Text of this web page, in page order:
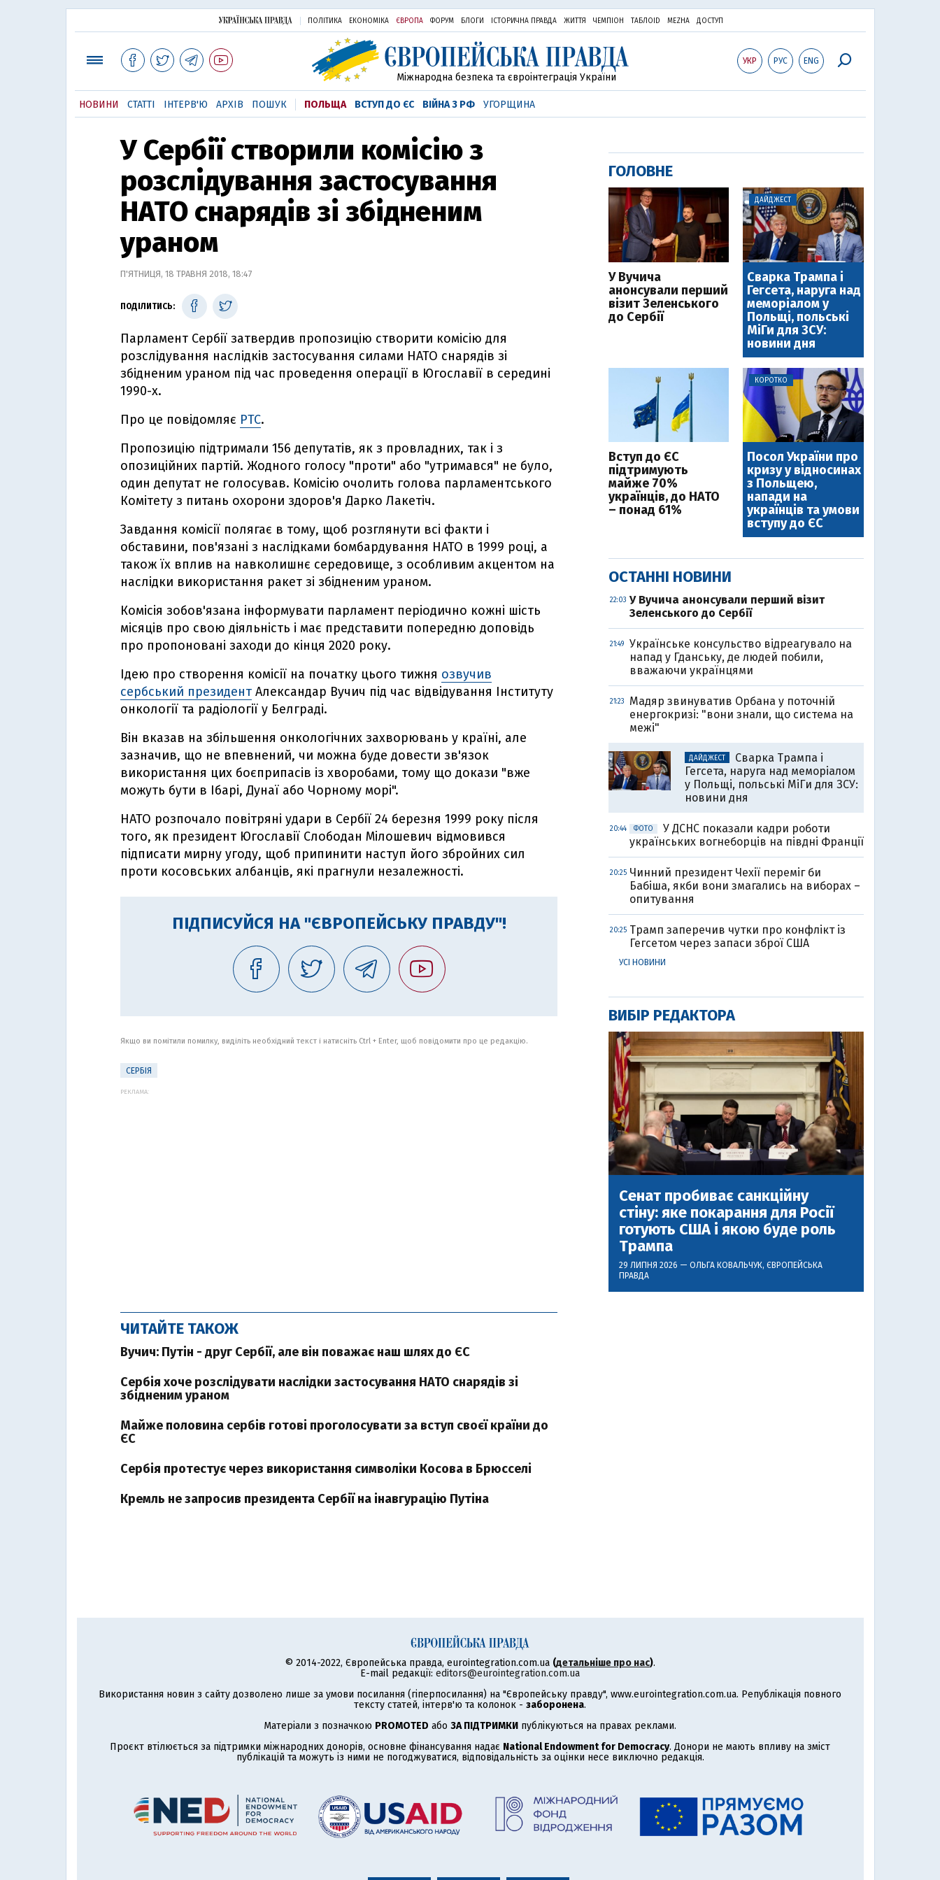
ПОЛІТИКА ЕКОНОМІКА ЄВРОПА ФОРУМ БЛОГИ ІСТОРИЧНА ПРАВДА ЖИТТЯ ЧЕМПІОН ТАБЛОID MEZHA ДОСТУП
УКР РУС ENG
Міжнародна безпека та євроінтеграція України
НОВИНИ СТАТТІ ІНТЕРВ'Ю АРХІВ ПОШУК ПОЛЬЩА ВСТУП ДО ЄС ВІЙНА З РФ УГОРЩИНА
У Сербії створили комісію з
розслідування застосування
НАТО снарядів зі збідненим
ураном
П'ЯТНИЦЯ, 18 ТРАВНЯ 2018, 18:47
ПОДІЛИТИСЬ:
Парламент Сербії затвердив пропозицію створити комісію для
розслідування наслідків застосування силами НАТО снарядів зі
збідненим ураном під час проведення операції в Югославії в середині
1990-х.
Про це повідомляє PTC.
Пропозицію підтримали 156 депутатів, як з провладних, так і з
опозиційних партій. Жодного голосу "проти" або "утримався" не було,
один депутат не голосував. Комісію очолить голова парламентського
Комітету з питань охорони здоров'я Дарко Лакетіч.
Завдання комісії полягає в тому, щоб розглянути всі факти і
обставини, пов'язані з наслідками бомбардування НАТО в 1999 році, а
також їх вплив на навколишнє середовище, з особливим акцентом на
наслідки використання ракет зі збідненим ураном.
Комісія зобов'язана інформувати парламент періодично кожні шість
місяців про свою діяльність і має представити попередню доповідь
про пропоновані заходи до кінця 2020 року.
Ідею про створення комісії на початку цього тижня озвучив
сербський президент Александар Вучич під час відвідування Інституту
онкології та радіології у Белграді.
Він вказав на збільшення онкологічних захворювань у країні, але
зазначив, що не впевнений, чи можна буде довести зв'язок
використання цих боєприпасів із хворобами, тому що докази "вже
можуть бути в Ібарі, Дунаї або Чорному морі".
НАТО розпочало повітряні удари в Сербії 24 березня 1999 року після
того, як президент Югославії Слободан Мілошевич відмовився
підписати мирну угоду, щоб припинити наступ його збройних сил
проти косовських албанців, які прагнули незалежності.
ПІДПИСУЙСЯ НА "ЄВРОПЕЙСЬКУ ПРАВДУ"!
Якщо ви помітили помилку, виділіть необхідний текст і натисніть Ctrl + Enter, щоб повідомити про це редакцію.
СЕРБІЯ
РЕКЛАМА:
ЧИТАЙТЕ ТАКОЖ
Вучич: Путін - друг Сербії, але він поважає наш шлях до ЄС
Сербія хоче розслідувати наслідки застосування НАТО снарядів зі
збідненим ураном
Майже половина сербів готові проголосувати за вступ своєї країни до
ЄС
Сербія протестує через використання символіки Косова в Брюсселі
Кремль не запросив президента Сербії на інавгурацію Путіна
ГОЛОВНЕ
У Вучича
анонсували перший
візит Зеленського
до Сербії
ДАЙДЖЕСТ
Сварка Трампа і
Гегсета, наруга над
меморіалом у
Польщі, польські
МіГи для ЗСУ:
новини дня
Вступ до ЄС
підтримують
майже 70%
українців, до НАТО
– понад 61%
КОРОТКО
Посол України про
кризу у відносинах
з Польщею,
напади на
українців та умови
вступу до ЄС
ОСТАННІ НОВИНИ
22:03 У Вучича анонсували перший візит
Зеленського до Сербії
21:49
Українське консульство відреагувало на
напад у Гданську, де людей побили,
вважаючи українцями
21:23
Мадяр звинуватив Орбана у поточній
енергокризі: "вони знали, що система на
межі"
ДАЙДЖЕСТ
Сварка Трампа і
Гегсета, наруга над меморіалом
у Польщі, польські МіГи для ЗСУ:
новини дня
20:44 ФОТО
У ДСНС показали кадри роботи
українських вогнеборців на півдні Франції
20:25 Чинний президент Чехії переміг би
Бабіша, якби вони змагались на виборах –
опитування
20:25 Трамп заперечив чутки про конфлікт із
Гегсетом через запаси зброї США
УСІ НОВИНИ
ВИБІР РЕДАКТОРА
Сенат пробиває санкційну
стіну: яке покарання для Росії
готують США і якою буде роль
Трампа
29 ЛИПНЯ 2026 — ОЛЬГА КОВАЛЬЧУК, ЄВРОПЕЙСЬКА
ПРАВДА
© 2014-2022, Європейська правда, eurointegration.com.ua (детальніше про нас).
E-mail редакції: editors@eurointegration.com.ua
Використання новин з сайту дозволено лише за умови посилання (гіперпосилання) на "Європейську правду", www.eurointegration.com.ua. Републікація повного
тексту статей, інтерв'ю та колонок - заборонена.
Матеріали з позначкою PROMOTED або ЗА ПІДТРИМКИ публікуються на правах реклами.
Проєкт втілюється за підтримки міжнародних донорів, основне фінансування надає National Endowment for Democracy. Донори не мають впливу на зміст
публікацій та можуть із ними не погоджуватися, відповідальність за оцінки несе виключно редакція.